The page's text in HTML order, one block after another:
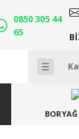
0850 305 44
65